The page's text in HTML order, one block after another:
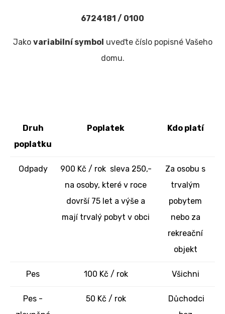
6724181 / 0100
Jako variabilní symbol uveďte číslo popisné Vašeho
domu.
Druh
poplatku
Poplatek Kdo platí
Odpady
900 Kč / rok sleva 250,-
na osoby, které v roce
dovrší 75 let a výše a
mají trvalý pobyt v obci
Za osobu s
trvalým
pobytem
nebo za
rekreační
objekt
Pes 100 Kč / rok Všichni
Pes -
50 Kč / rok
Důchodci